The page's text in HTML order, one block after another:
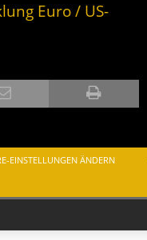
Euro / US-
EINSTELLUNGEN ÄNDERN